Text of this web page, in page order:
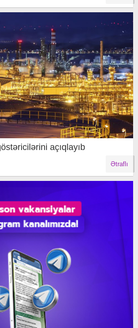
açıqlayıb
Ətraflı